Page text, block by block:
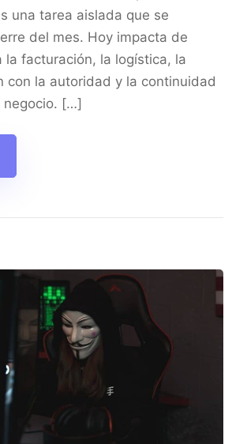
una tarea aislada que se
del mes. Hoy impacta de
la facturación, la logística, la
con la autoridad y la continuidad
negocio. […]